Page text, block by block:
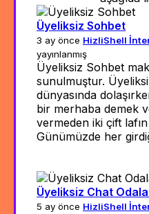
Üyeliksiz Sohbet
3 ay önce HizliShell
yayınlanmış
Üyeliksiz Sohbet
sunulmuştur.
dünyasında
bir merhaba demek
vermeden iki çift
Günümüzde her
Üyeliksiz Chat
5 ay önce HizliShell